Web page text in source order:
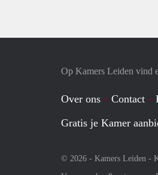
Op Kamers Leiden vind
Over ons Contact
Gratis je Kamer
© 2026 - Kamers Leiden -